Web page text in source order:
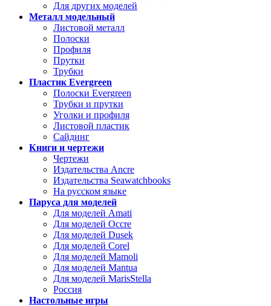
Для других моделей
Металл модельный
Листовой металл
Полоски
Профиля
Прутки
Трубки
Пластик Evergreen
Полоски Evergreen
Трубки и прутки
Уголки и профиля
Листовой пластик
Сайдинг
Книги и чертежи
Чертежи
Издательства Ancre
Издательства Seawatchbooks
На русском языке
Паруса для моделей
Для моделей Amati
Для моделей Occre
Для моделей Dusek
Для моделей Corel
Для моделей Mamoli
Для моделей Mantua
Для моделей MarisStella
Россия
Настольные игры